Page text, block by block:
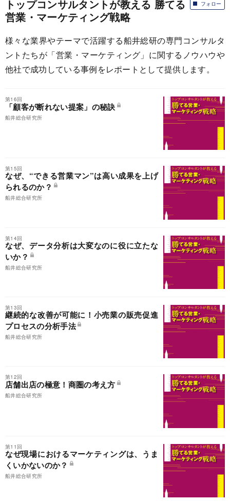
フォロー
トップコンサルタントが教える 勝てる
営業・マーケティング戦略
様々な業界やテーマで活躍する船井総研の専門コンサルタ
ントたちが「営業・マーケティング」に関するノウハウや
他社で成功している事例をレポートとして提供します。
第16回
「顧客が断れない提案」の秘訣
船井総合研究所
第15回
なぜ、“できる営業マン”は高い成果を上げ
られるのか？
船井総合研究所
第14回
なぜ、データ分析は大変なのに役に立たな
いか？
船井総合研究所
第13回
継続的な改善が可能に！小売業の販売促進
プロセスの分析手法
船井総合研究所
第12回
店舗出店の極意！商圏の考え方
船井総合研究所
第11回
なぜ現場におけるマーケティングは、うま
くいかないのか？
船井総合研究所